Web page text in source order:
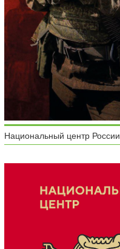
Национальный центр России